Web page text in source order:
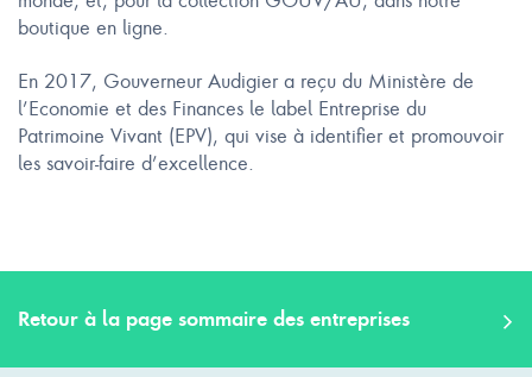
boutique en ligne.
En 2017, Gouverneur Audigier a reçu du Ministère de
l’Economie et des Finances le label Entreprise du
Patrimoine Vivant (EPV), qui vise à identifier et promouvoir
les savoir-faire d’excellence.
Retour à la page sommaire des entreprises